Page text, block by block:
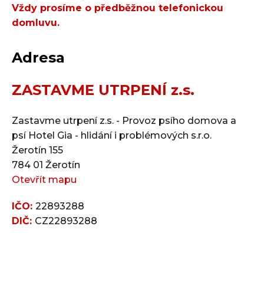
Vždy prosíme o předběžnou telefonickou
domluvu.
Adresa
ZASTAVME UTRPENÍ z.s.
Zastavme utrpení z.s. - Provoz psího domova a
psí Hotel Gia - hlidání i problémových s.r.o.
Žerotín 155
784 01 Žerotín
Otevřít mapu
IČO: 22893288
DIČ: CZ22893288